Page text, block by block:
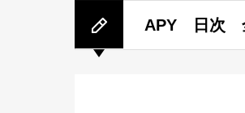
APY 日次